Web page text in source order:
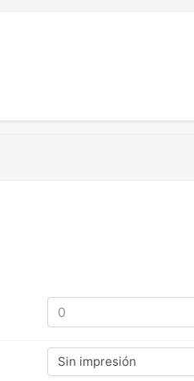
Sin impresión